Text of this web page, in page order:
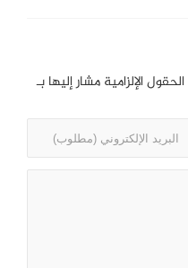
الحقول الإلزامية مشار إليها بـ